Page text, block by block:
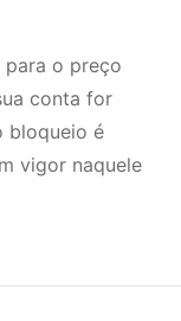
o preço
conta for
bloqueio é
vigor naquele